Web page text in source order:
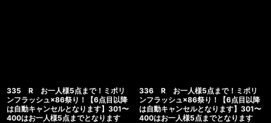
335 R お一人様5点まで！ミポリ
ンフラッシュ×86祭り！【6点目以降
は自動キャンセルとなります】301〜
400はお一人様5点までとなります
336 R お一人様5点まで！ミポリ
ンフラッシュ×86祭り！【6点目以降
は自動キャンセルとなります】301〜
400はお一人様5点までとなります